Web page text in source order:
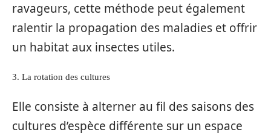
ravageurs, cette méthode peut également
ralentir la propagation des maladies et offrir
un habitat aux insectes utiles.
3. La rotation des cultures
Elle consiste à alterner au fil des saisons des
cultures d’espèce différente sur un espace